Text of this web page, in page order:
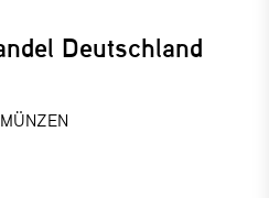
Deutschland